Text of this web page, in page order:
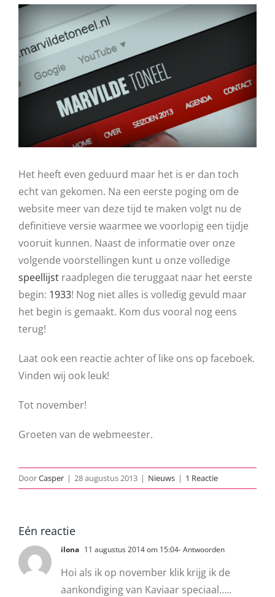
Het heeft even geduurd maar het is er dan toch
echt van gekomen. Na een eerste poging om de
website meer van deze tijd te maken volgt nu de
definitieve versie waarmee we voorlopig een tijdje
vooruit kunnen. Naast de informatie over onze
volgende voorstellingen kunt u onze volledige
speellijst raadplegen die teruggaat naar het eerste
begin: 1933! Nog niet alles is volledig gevuld maar
het begin is gemaakt. Kom dus vooral nog eens
terug!
Laat ook een reactie achter of like ons op faceboek.
Vinden wij ook leuk!
Tot november!
Groeten van de webmeester.
DoorCasper | 28 augustus 2013 | Nieuws | 1 Reactie
Eén reactie
ilona 11 augustus 2014 om 15:04- Antwoorden
Hoi als ik op november klik krijg ik de
aankondiging van Kaviaar speciaal…..